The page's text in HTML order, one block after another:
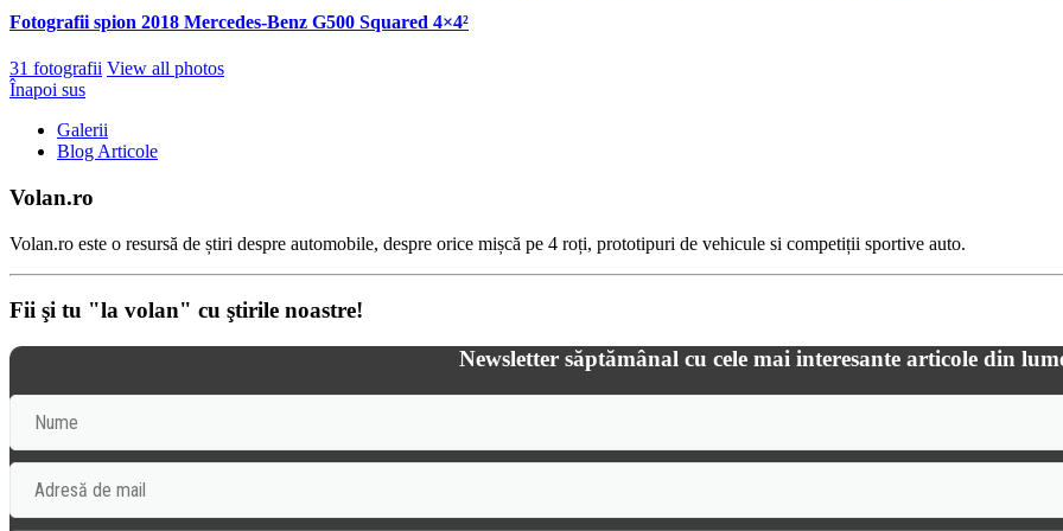
Fotografii spion 2018 Mercedes-Benz G500 Squared 4×4²
31 fotografii View all photos
Înapoi sus
Galerii
Blog Articole
Volan.ro
Volan.ro este o resursă de știri despre automobile, despre orice mișcă pe 4 roți, prototipuri de vehicule si competiții sportive auto.
Fii şi tu "la volan" cu ştirile noastre!
Newsletter săptămânal cu cele mai interesante articole din